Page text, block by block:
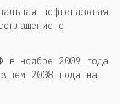
нефтегазовая
о
в ноябре 2009 года
2008 года на